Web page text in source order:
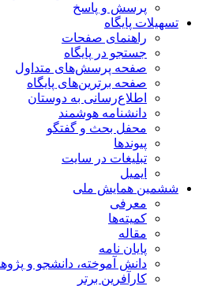
پرسش و پاسخ
تسهیلات پایگاه
راهنمای صفحات
جستجو در پایگاه
صفحه پرسش‌های متداول
صفحه برترین‌های پایگاه
اطلاع‌رسانی به دوستان
دانشنامه هوشمند
محفل بحث و گفتگو
پیوندها
تبلیغات در سایت
ایمیل
ششمین همایش ملی
معرفی
کمیته‌ها
مقاله
پایان نامه
دانش آموخته، دانشجو و
کارآفرین برتر